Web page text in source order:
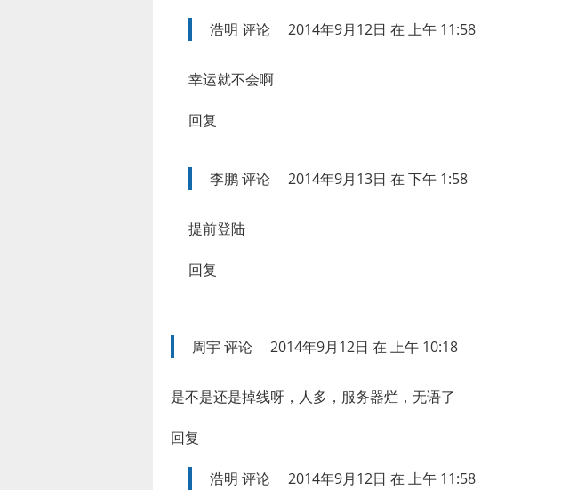
浩明 评论 2014年9月12日 在 上午 11:58
幸运就不会啊
回复
李鹏评论 2014年9月13日 在 下午 1:58
提前登陆
回复
周宇评论 2014年9月12日 在 上午 10:18
是不是还是掉线呀，人多，服务器烂，无语了
回复
浩明 评论 2014年9月12日 在 上午 11:58